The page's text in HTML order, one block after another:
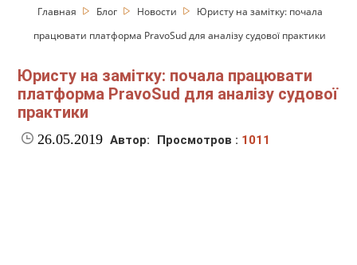
Главная Блог Новости
Юристу на замітку: почала
працювати платформа PravoSud для аналізу судової практики
Юристу на замітку: почала працювати
платформа PravoSud для аналізу судової
практики
26.05.2019 Автор: Просмотров : 1011